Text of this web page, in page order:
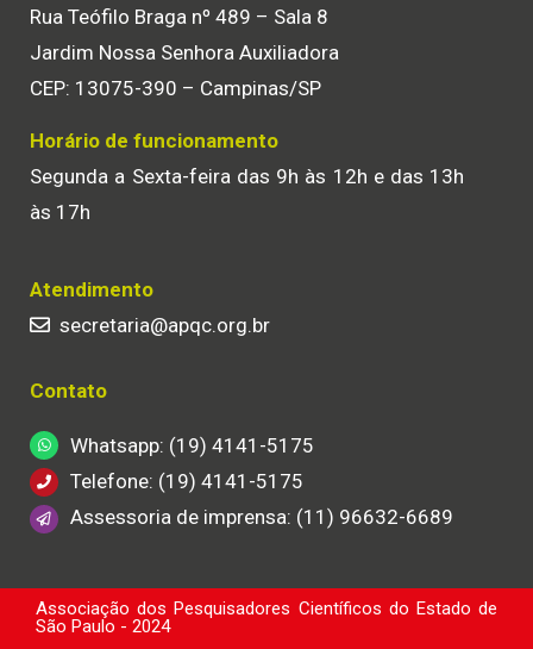
Rua Teófilo Braga nº 489 – Sala 8
Jardim Nossa Senhora Auxiliadora
CEP: 13075-390 – Campinas/SP
Horário de funcionamento
Segunda a Sexta-feira das 9h às 12h e das 13h
às 17h
Atendimento
secretaria@apqc.org.br
Contato
Whatsapp: (19) 4141-5175
Telefone: (19) 4141-5175
Assessoria de imprensa: (11) 96632-6689
Associação dos Pesquisadores Científicos do Estado de
São Paulo - 2024